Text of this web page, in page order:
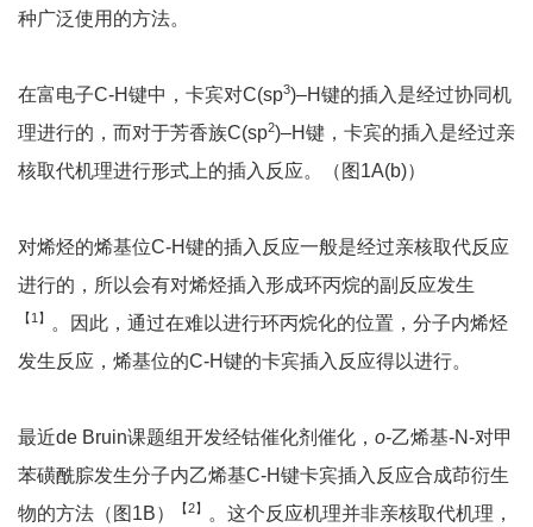
种广泛使用的方法。
在富电子C-H键中，卡宾对C(sp3)–H键的插入是经过协同机
理进行的，而对于芳香族C(sp2)–H键，卡宾的插入是经过亲
核取代机理进行形式上的插入反应。（图1A(b)）
对烯烃的烯基位C-H键的插入反应一般是经过亲核取代反应
进行的，所以会有对烯烃插入形成环丙烷的副反应发生
【1】
。因此，通过在难以进行环丙烷化的位置，分子内烯烃
发生反应，烯基位的C-H键的卡宾插入反应得以进行。
最近de Bruin课题组开发经钴催化剂催化， o-乙烯基-N-对甲
苯磺酰腙发生分子内乙烯基C-H键卡宾插入反应合成茚衍生
物的方法（图1B）
【2】
。这个反应机理并非亲核取代机理，